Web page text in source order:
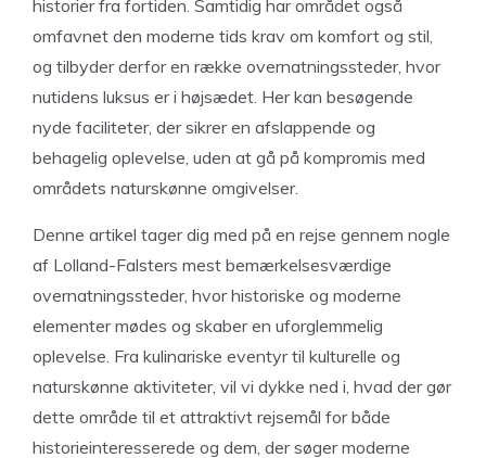
historier fra fortiden. Samtidig har området også
omfavnet den moderne tids krav om komfort og stil,
og tilbyder derfor en række overnatningssteder, hvor
nutidens luksus er i højsædet. Her kan besøgende
nyde faciliteter, der sikrer en afslappende og
behagelig oplevelse, uden at gå på kompromis med
områdets naturskønne omgivelser.
Denne artikel tager dig med på en rejse gennem nogle
af Lolland-Falsters mest bemærkelsesværdige
overnatningssteder, hvor historiske og moderne
elementer mødes og skaber en uforglemmelig
oplevelse. Fra kulinariske eventyr til kulturelle og
naturskønne aktiviteter, vil vi dykke ned i, hvad der gør
dette område til et attraktivt rejsemål for både
historieinteresserede og dem, der søger moderne